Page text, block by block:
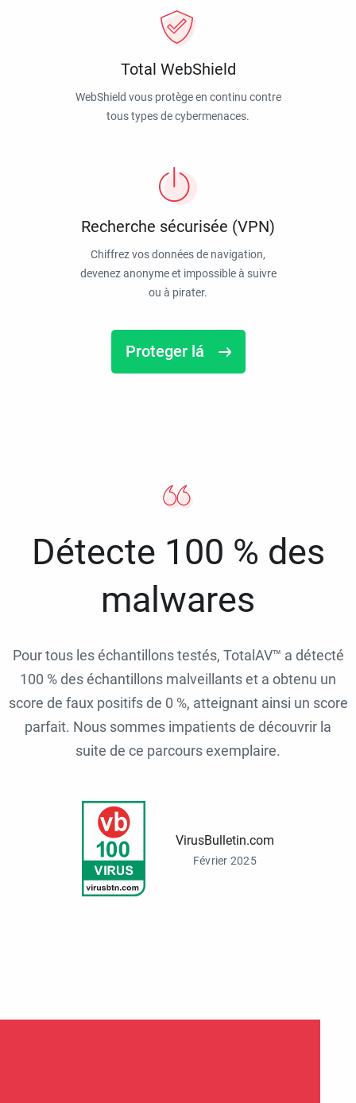
Total WebShield
WebShield vous protège en continu contre
tous types de cybermenaces.
Recherche sécurisée (VPN)
Chiffrez vos données de navigation,
devenez anonyme et impossible à suivre
ou à pirater.
Proteger lá
Détecte 100 % des
malwares
Pour tous les échantillons testés, TotalAV™ a détecté
100 % des échantillons malveillants et a obtenu un
score de faux positifs de 0 %, atteignant ainsi un score
parfait. Nous sommes impatients de découvrir la
suite de ce parcours exemplaire.
VirusBulletin.com
Février 2025